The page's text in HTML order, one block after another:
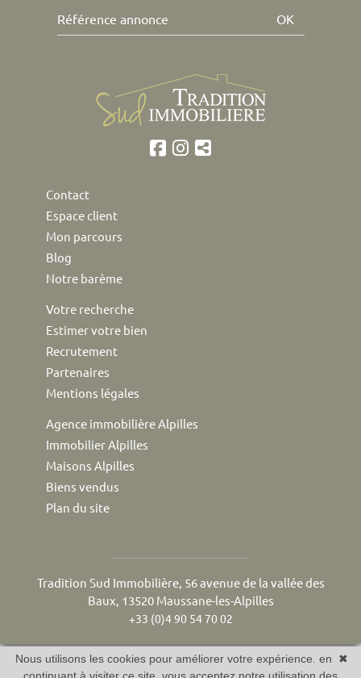
OK
Contact
Espace client
Mon parcours
Blog
Notre barème
Votre recherche
Estimer votre bien
Recrutement
Partenaires
Mentions légales
Agence immobilière Alpilles
Immobilier Alpilles
Maisons Alpilles
Biens vendus
Plan du site
Tradition Sud Immobilière, 56 avenue de la vallée des
Baux, 13520 Maussane-les-Alpilles
+33 (0)4 90 54 70 02
✖
Nous utilisons les cookies pour améliorer votre expérience. en